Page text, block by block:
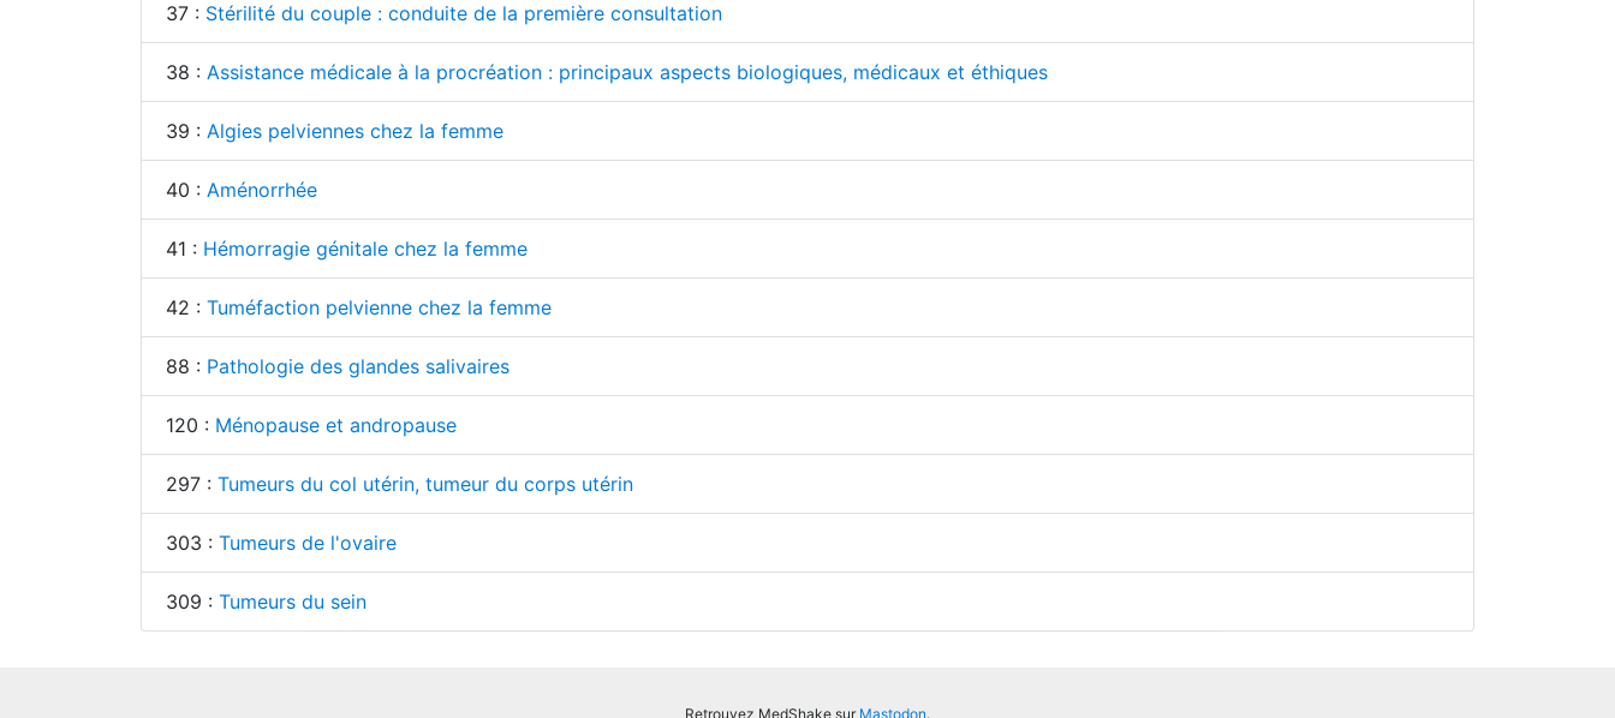
37 : Stérilité du couple : conduite de la première consultation
38 : Assistance médicale à la procréation : principaux aspects biologiques, médicaux et éthiques
39 : Algies pelviennes chez la femme
40 : Aménorrhée
41 : Hémorragie génitale chez la femme
42 : Tuméfaction pelvienne chez la femme
88 : Pathologie des glandes salivaires
120 : Ménopause et andropause
297 : Tumeurs du col utérin, tumeur du corps utérin
303 : Tumeurs de l'ovaire
309 : Tumeurs du sein
Retrouvez MedShake sur Mastodon.